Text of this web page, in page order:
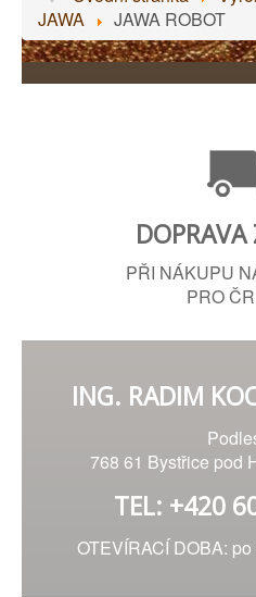
JAWA
JAWA ROBOT
PŘI NÁKUPU
PRO
ING. RADIM
768 61 Bystřice pod
TEL: +420
OTEVÍRACÍ DOBA: